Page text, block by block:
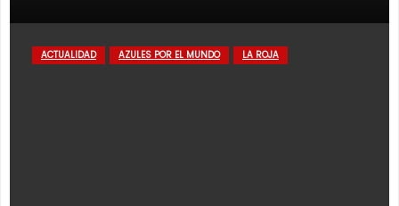
ACTUALIDAD AZULES POR EL MUNDO LA ROJA